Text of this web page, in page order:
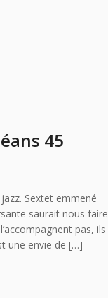
45
Sextet emmené
saurait nous faire
pas, ils
une envie de […]